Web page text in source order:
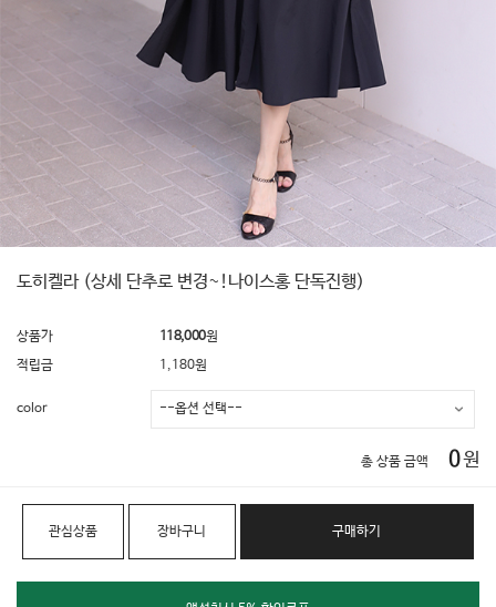
도히켈라 (상세 단추로 변경~!나이스홍 단독진행)
상품가 118,000원
적립금
1,180원
color
총 상품 금액 0원
관심상품 장바구니 구매하기